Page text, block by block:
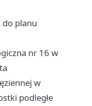
do planu
nr 16 w
w
podległe